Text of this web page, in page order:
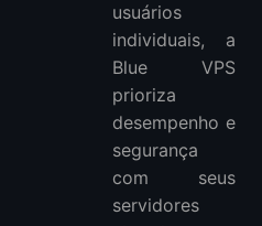
usuários
individuais, a
Blue VPS
prioriza
desempenho e
segurança
com seus
servidores